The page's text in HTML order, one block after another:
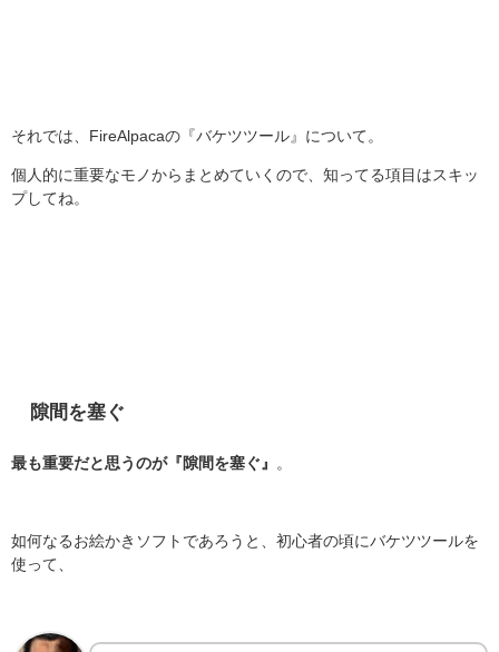
それでは、FireAlpacaの『バケツツール』について。
個人的に重要なモノからまとめていくので、知ってる項目はスキッ
プしてね。
隙間を塞ぐ
最も重要だと思うのが『隙間を塞ぐ』 。
如何なるお絵かきソフトであろうと、初心者の頃にバケツツールを
使って、